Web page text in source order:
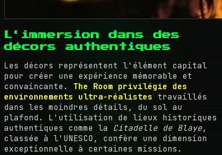
L'immersion dans des
décors authentiques
Les décors représentent l'élément capital
pour créer une expérience mémorable et
convaincante. The Room privilégie des
environnements ultra-réalistes travaillés
dans les moindres détails, du sol au
plafond. L'utilisation de lieux historiques
authentiques comme la Citadelle de Blaye,
classée à l'UNESCO, confère une dimension
exceptionnelle à certaines missions.